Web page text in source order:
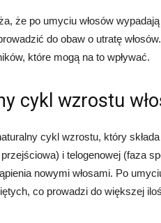
że po umyciu włosów
do obaw o utratę
które mogą na to wpływać.
cykl wzrostu
cykl wzrostu, który
i telogenowej (faza
nowymi włosami. Po
co prowadzi do większej